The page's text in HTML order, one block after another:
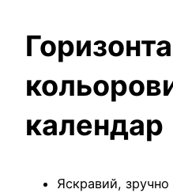
календар
Яскравий, зручно